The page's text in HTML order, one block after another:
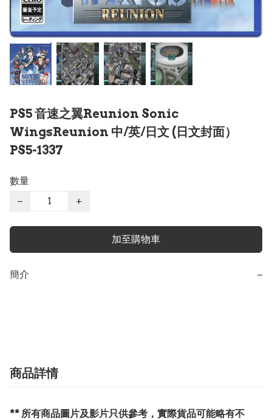
PS5 音速之翼Reunion Sonic
WingsReunion 中/英/日文 (日文封面）
PS5-1337
數量
−
+
加至購物車
簡介 −
商品詳情
** 所有商品圖片及影片只供參考，實際貨品可能略有不